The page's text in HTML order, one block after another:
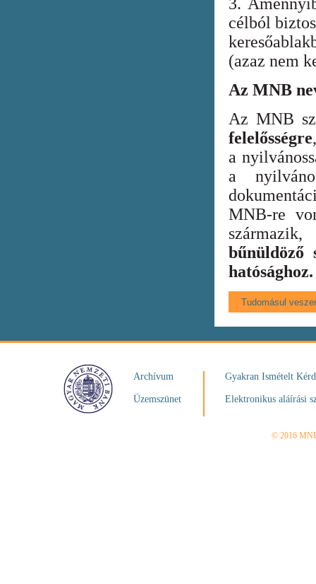
célból
(azaz nem
Az MNB
Az MNB
felelősségre
a
a
MNB-re
bűnüldöző
hatósághoz.
Archívum
Üzemszünet
Gyakran Ismételt
Elektronikus aláírási
© 2016